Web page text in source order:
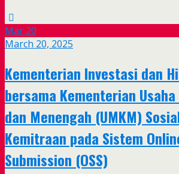
Mar 20
March 20, 2025
Kementerian Investasi dan
bersama Kementerian
dan Menengah (UMKM)
Kemitraan pada Sistem
Submission (OSS)